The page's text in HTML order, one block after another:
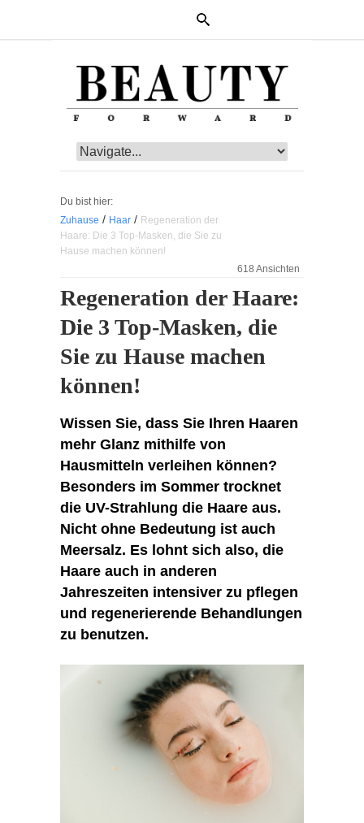
Du bist hier:
Zuhause / Haar / Regeneration der
Haare: Die 3 Top-Masken, die Sie zu
Hause machen können!
618 Ansichten
Regeneration der Haare:
Die 3 Top-Masken, die
Sie zu Hause machen
können!
Wissen Sie, dass Sie Ihren Haaren
mehr Glanz mithilfe von
Hausmitteln verleihen können?
Besonders im Sommer trocknet
die UV-Strahlung die Haare aus.
Nicht ohne Bedeutung ist auch
Meersalz. Es lohnt sich also, die
Haare auch in anderen
Jahreszeiten intensiver zu pflegen
und regenerierende Behandlungen
zu benutzen.